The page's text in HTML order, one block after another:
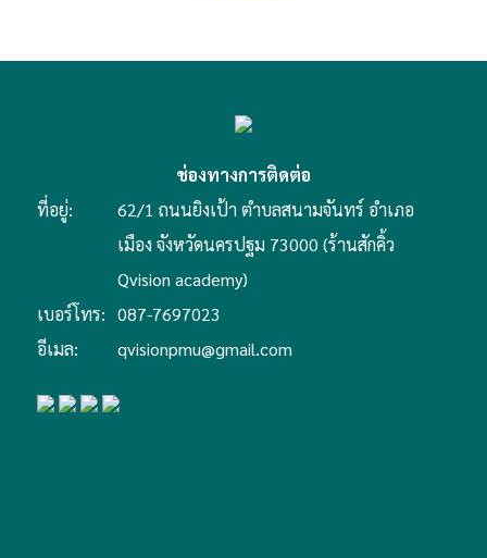
ช่องทางการติดต่อ
ที่อยู่:
62/1 ถนนยิงเป้า ตำบลสนามจันทร์ อำเภอ
เมือง จังหวัดนครปฐม 73000 (ร้านสักคิ้ว
Qvision academy)
เบอร์โทร: 087-7697023
อีเมล:
qvisionpmu@gmail.com